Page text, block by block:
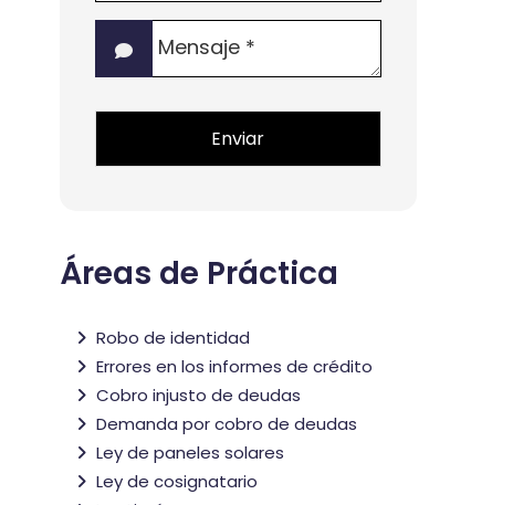
de
interés?
*
Áreas de Práctica
Robo de identidad
Errores en los informes de crédito
Cobro injusto de deudas
Demanda por cobro de deudas
Ley de paneles solares
Ley de cosignatario